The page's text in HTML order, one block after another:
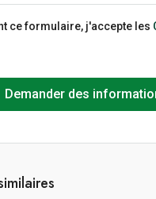
ce formulaire, j'accepte les
Demander des
HT HC